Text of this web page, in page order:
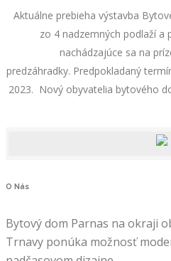
Aktuálne prebieha výstavba
zo 4 nadzemných podlaží a
nachádzajúce sa na
predzáhradky. Predpokladaný
2023. Nový obyvatelia bytového
O Nás
Bytový dom Parnas na okraji
Trnavy ponúka možnosť